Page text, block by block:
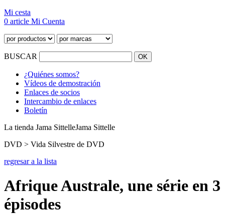
Mi cesta
0 article Mi Cuenta
BUSCAR
¿Quiénes somos?
Vídeos de demostración
Enlaces de socios
Intercambio de enlaces
Boletín
La tienda Jama SittelleJama Sittelle
DVD > Vida Silvestre de DVD
regresar a la lista
Afrique Australe, une série en 3
épisodes